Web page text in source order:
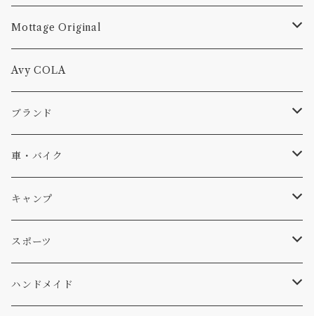
Mottage Original
Tシャツ
キャップ、ニット
ソックス
雑貨
ステッカー
バッグ
Avy COLA
ブランド
Db
サーフ
スキー
A-Frame
DOGS
WEAR
Four My Self
Ten
車・バイク
車外
マット、シート
エアフレッシュナー
キャンプ
ファニチャー
キッチン
スポーツ
サーフ
ハンドメイド